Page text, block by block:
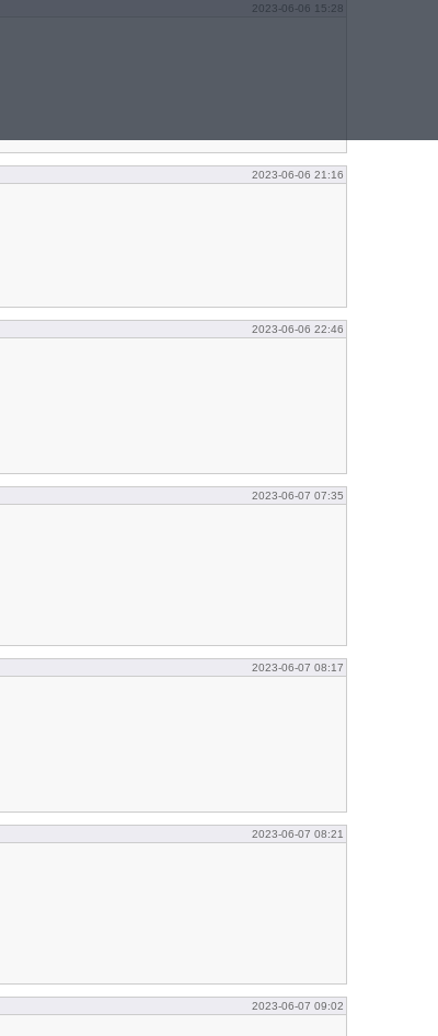
2023-06-06 15:28
2023-06-06 21:16
2023-06-06 22:46
2023-06-07 07:35
2023-06-07 08:17
2023-06-07 08:21
2023-06-07 09:02